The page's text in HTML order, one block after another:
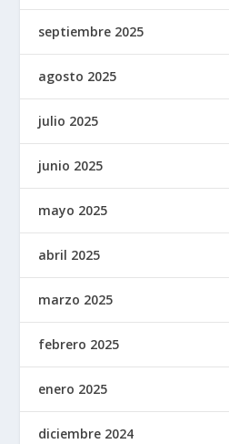
septiembre 2025
agosto 2025
julio 2025
junio 2025
mayo 2025
abril 2025
marzo 2025
febrero 2025
enero 2025
diciembre 2024